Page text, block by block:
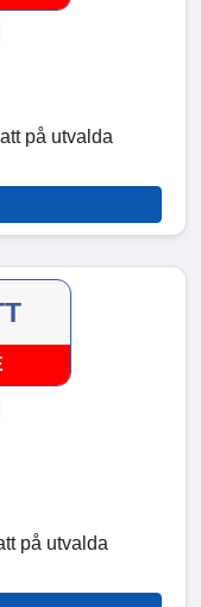
på utvalda
på utvalda